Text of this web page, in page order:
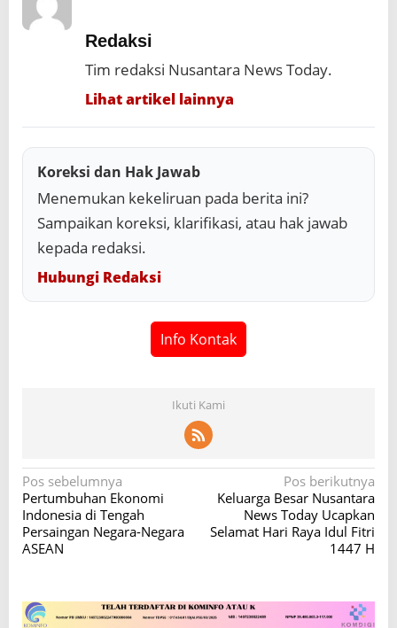
Redaksi
Tim redaksi Nusantara News Today.
Lihat artikel lainnya
Koreksi dan Hak Jawab
Menemukan kekeliruan pada berita ini?
Sampaikan koreksi, klarifikasi, atau hak jawab
kepada redaksi.
Hubungi Redaksi
Info Kontak
Ikuti Kami
N
a
v
i
a
Pos sebelumnya
Pertumbuhan Ekonomi
Indonesia di Tengah
Persaingan Negara-Negara
ASEAN
Pos berikutnya
Keluarga Besar Nusantara
News Today Ucapkan
Selamat Hari Raya Idul Fitri
1447 H